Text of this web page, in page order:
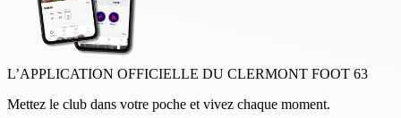
L’APPLICATION OFFICIELLE DU CLERMONT FOOT 63
Mettez le club dans votre poche et vivez chaque moment.